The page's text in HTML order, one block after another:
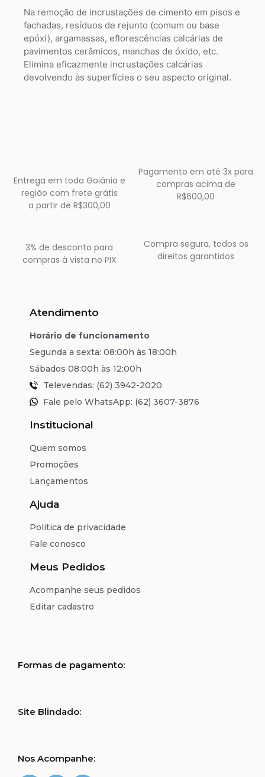
Na remoção de incrustações de cimento em pisos e
fachadas, resíduos de rejunto (comum ou base
epóxi), argamassas, eflorescências calcárias de
pavimentos cerâmicos, manchas de óxido, etc.
Elimina eficazmente incrustações calcárias
devolvendo às superfícies o seu aspecto original.
Entrega em toda Goiânia e
região com frete grátis
a partir de R$300,00
Pagamento em até 3x para
compras acima de
R$600,00
3% de desconto para
compras à vista no PIX
Compra segura, todos os
direitos garantidos
Atendimento
Horário de funcionamento
Segunda a sexta: 08:00h às 18:00h
Sábados 08:00h às 12:00h
Televendas: (62) 3942-2020
Fale pelo WhatsApp: (62) 3607-3876
Institucional
Quem somos
Promoções
Lançamentos
Ajuda
Politica de privacidade
Fale conosco
Meus Pedidos
Acompanhe seus pedidos
Editar cadastro
Formas de pagamento:
Site Blindado:
Nos Acompanhe: